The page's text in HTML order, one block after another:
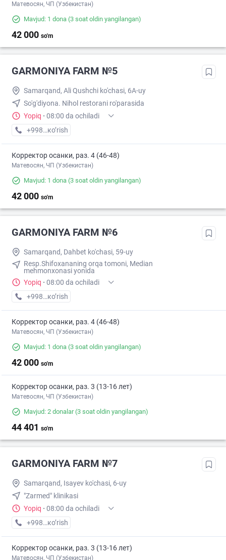
Матевосян, ЧП (Узбекистан)
Mavjud: 1 dona (3 soat oldin yangilangan)
42 000 so'm
GARMONIYA FARM №5
Samarqand, Ali Qushchi ko'chasi, 6A-uy
So'g'diyona. Nihol restorani ro'parasida
Yopiq · 08:00 da ochiladi
+998 (95) XXX-XX-XX
кo’rish
Корректор осанки, раз. 4 (46-48)
Матевосян, ЧП (Узбекистан)
Mavjud: 1 dona (3 soat oldin yangilangan)
42 000 so'm
GARMONIYA FARM №6
Samarqand, Dahbet ko'chasi, 59-uy
Resp.Shifoxananing orqa tomoni, Median
mehmonxonasi yonida
Yopiq · 08:00 da ochiladi
+998 (95) XXX-XX-XX
кo’rish
Корректор осанки, раз. 4 (46-48)
Матевосян, ЧП (Узбекистан)
Mavjud: 1 dona (3 soat oldin yangilangan)
42 000 so'm
Корректор осанки, раз. 3 (13-16 лет)
Матевосян, ЧП (Узбекистан)
Mavjud: 2 donalar(3 soat oldin yangilangan)
44 401 so'm
GARMONIYA FARM №7
Samarqand, Isayev ko'chasi, 6-uy
"Zarmed" klinikasi
Yopiq · 08:00 da ochiladi
+998 (95) XXX-XX-XX
кo’rish
Корректор осанки, раз. 3 (13-16 лет)
Матевосян, ЧП (Узбекистан)